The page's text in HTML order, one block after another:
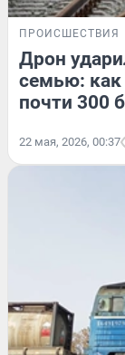
ПРОИСШЕСТВИЯ
Дрон
семью: как
почти 300
22 мая, 2026, 00:37